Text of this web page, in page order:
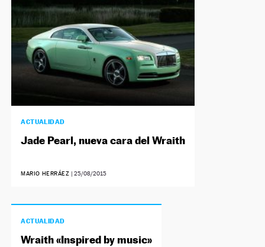
ACTUALIDAD
Jade Pearl, nueva cara del Wraith
MARIO HERRÁEZ | 25/08/2015
ACTUALIDAD
Wraith «Inspired by music»